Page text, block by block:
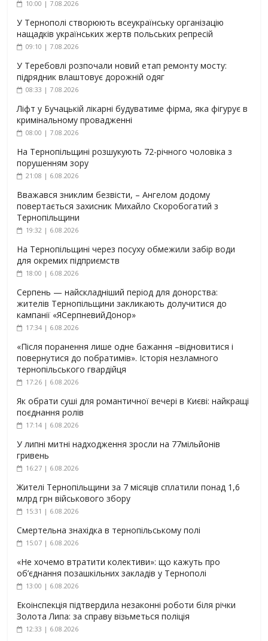
10:00 | 7.08.2026
У Тернополі створюють всеукраїнську організацію
нащадків українських жертв польських репресій
09:10 | 7.08.2026
У Теребовлі розпочали новий етап ремонту мосту:
підрядник влаштовує дорожній одяг
08:33 | 7.08.2026
Ліфт у Бучацькій лікарні будуватиме фірма, яка фігурує в
кримінальному провадженні
08:00 | 7.08.2026
На Тернопільщині розшукують 72-річного чоловіка з
порушенням зору
21:08 | 6.08.2026
Вважався зниклим безвісти, – Ангелом додому
повертається захисник Михайло Скоробогатий з
Тернопільщини
19:32 | 6.08.2026
На Тернопільщині через посуху обмежили забір води
для окремих підприємств
18:00 | 6.08.2026
Серпень — найскладніший період для донорства:
жителів Тернопільщини закликають долучитися до
кампанії «ЯСерпневийДонор»
17:34 | 6.08.2026
«Після поранення лише одне бажання –відновитися і
повернутися до побратимів». Історія незламного
тернопільського гвардійця
17:26 | 6.08.2026
Як обрати суші для романтичної вечері в Києві: найкращі
поєднання ролів
17:14 | 6.08.2026
У липні митні надходження зросли на 77мільйонів
гривень
16:27 | 6.08.2026
Жителі Тернопільщини за 7 місяців сплатили понад 1,6
млрд грн військового збору
15:31 | 6.08.2026
Смертельна знахідка в тернопільському полі
15:07 | 6.08.2026
«Не хочемо втратити колективи»: що кажуть про
об’єднання позашкільних закладів у Тернополі
13:00 | 6.08.2026
Екоінспекція підтвердила незаконні роботи біля річки
Золота Липа: за справу візьметься поліція
12:33 | 6.08.2026